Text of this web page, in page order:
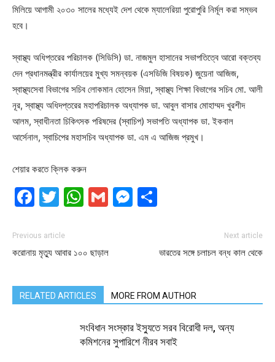
মিলিয়ে আগামী ২০৩০ সালের মধ্যেই দেশ থেকে ম্যালেরিয়া পুরোপুরি নির্মূল করা সম্ভব
হবে।
স্বাস্থ্য অধিপ্তরের পরিচালক (সিডিসি) ডা. নাজমুল হাসানের সভাপতিত্বে আরো বক্তব্য
দেন প্রধানমন্ত্রীর কার্যালয়ের মুখ্য সমন্বয়ক (এসডিজি বিষয়ক) জুয়েনা আজিজ,
স্বাস্থ্যসেবা বিভাগের সচিব লোকমান হোসেন মিয়া, স্বাস্থ্য শিক্ষা বিভাগের সচিব মো. আলী
নূর, স্বাস্থ্য অধিদপ্তরের মহাপরিচালক অধ্যাপক ডা. আবুল বাসার মোহাম্মদ খুরশীদ
আলম, স্বাধীনতা চিকিৎসক পরিষদের (স্বাচিপ) সভাপতি অধ্যাপক ডা. ইকবাল
আর্সেনাল, স্বাচিপের মহাসচিব অধ্যাপক ডা. এম এ আজিজ প্রমুখ।
শেয়ার করতে ক্লিক করুন
Facebook
Twitter
WhatsApp
GmailMessenger
Previous article
করোনায় মৃত্যু আবার ১০০ ছাড়াল
Next article
ভারতের সঙ্গে চলাচল বন্ধ কাল থেকে
RELATED ARTICLES MORE FROM AUTHOR
সংবিধান সংস্কার ইস্যুতে সরব বিরোধী দল, অন্য
কমিশনের সুপারিশে নীরব সবাই